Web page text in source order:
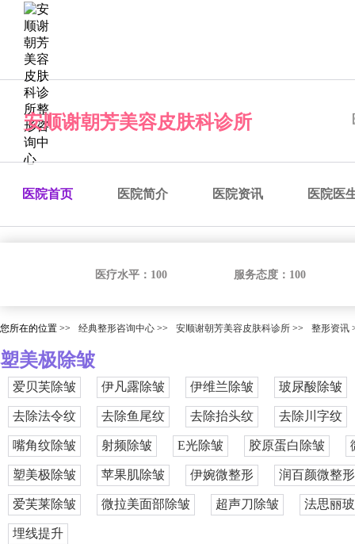
安顺谢朝芳美容皮肤科诊所
医院首页 医院简介 医院资讯 医院医
医疗水平： 100 服务态度： 100
您所在的位置 >> 经典整形咨询中心 >> 安顺谢朝芳美容皮肤科诊所 >> 整形资讯
塑美极除皱
爱贝芙除皱 伊凡露除皱 伊维兰除皱 玻尿酸除皱
去除法令纹 去除鱼尾纹 去除抬头纹 去除川字纹
嘴角纹除皱 射频除皱 E光除皱 胶原蛋白除皱
塑美极除皱 苹果肌除皱 伊婉微整形 润百颜微整形
爱芙莱除皱 微拉美面部除皱 超声刀除皱 法思丽
埋线提升